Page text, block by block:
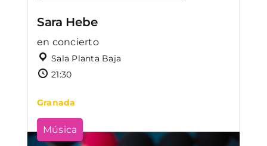
Sara Hebe
en concierto
Sala Planta Baja
21:30
Granada
Música